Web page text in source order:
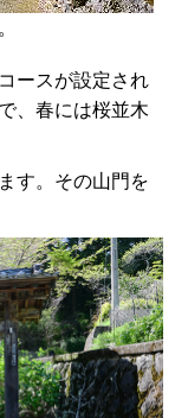
ースが設定され
、春には桜並木
す。その山門を